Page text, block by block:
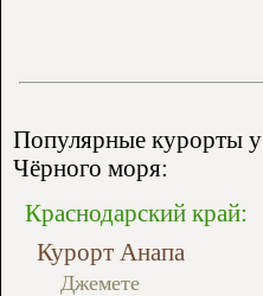
Популярные курорты у
Чёрного моря:
Краснодарский край:
Курорт Анапа
Джемете